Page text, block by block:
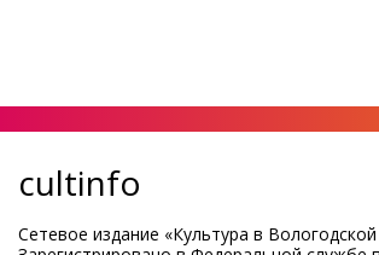
cultinfo
Сетевое издание «Культура в